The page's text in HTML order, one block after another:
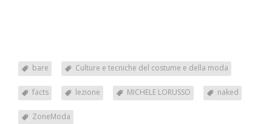
bare Culture e tecniche del costume e della moda
facts lezione MICHELE LORUSSO naked
ZoneModa